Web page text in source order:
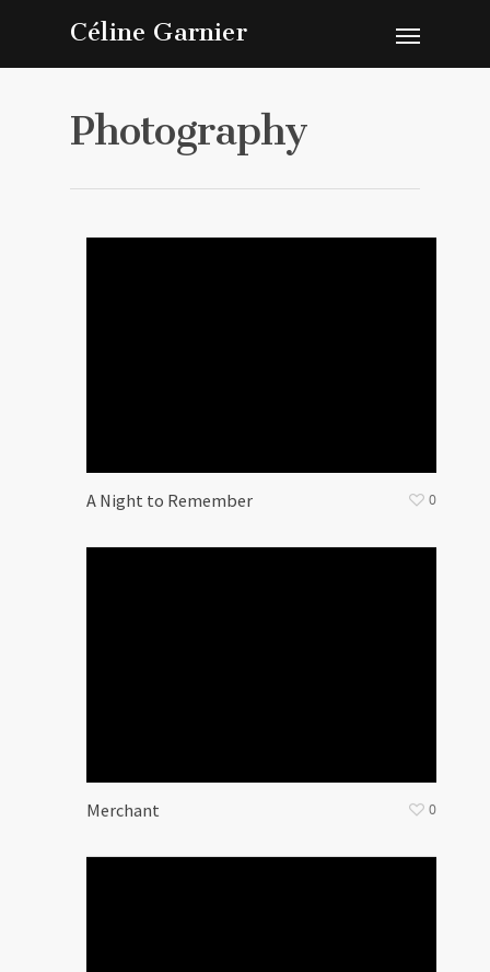
Céline Garnier
Photography
A Night to Remember 0
Merchant 0